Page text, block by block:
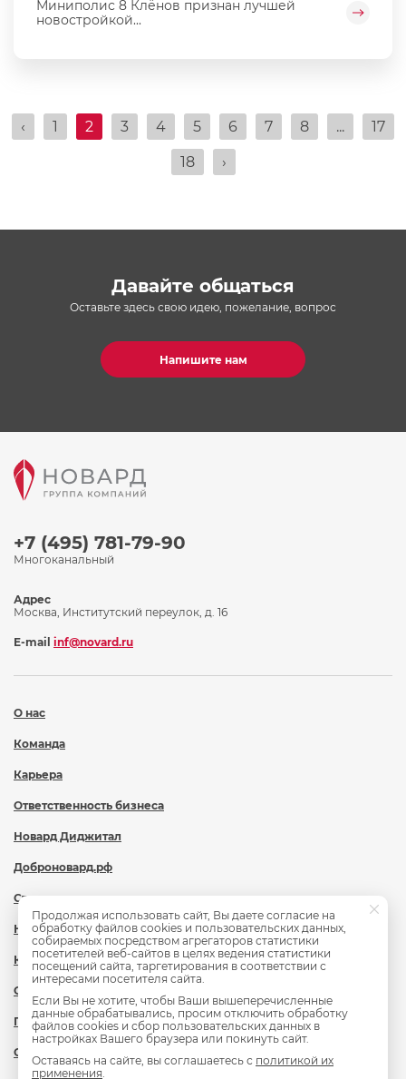
Миниполис 8 Клёнов признан лучшей
новостройкой...
‹ 1 2 3 4 5 6 7 8 ... 17
18 ›
Давайте общаться
Оставьте здесь свою идею, пожелание, вопрос
Напишите нам
+7 (495) 781-79-90
Многоканальный
О нас
Команда
Карьера
Ответственность бизнеса
Новард Диджитал
Доброновард.рф
Статьи
Новости
Контакты
Охрана труда
Политика обработки персональных данных
Сведения об образовательной организации
Адрес
Москва, Институтский переулок, д. 16
E-mail inf@novard.ru
Продолжая использовать сайт, Вы даете согласие на
обработку файлов cookies и пользовательских данных,
собираемых посредством агрегаторов статистики
посетителей веб-сайтов в целях ведения статистики
посещений сайта, таргетирования в соответствии с
интересами посетителя сайта.
Если Вы не хотите, чтобы Ваши вышеперечисленные
данные обрабатывались, просим отключить обработку
файлов cookies и сбор пользовательских данных в
настройках Вашего браузера или покинуть сайт.
Оставаясь на сайте, вы соглашаетесь с политикой их
применения.